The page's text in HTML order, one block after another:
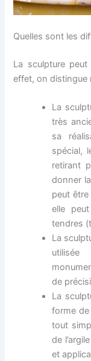
Quelles sont les
La sculpture
effet, on distingue
La
très
sa
spécial,
retirant
donner
peut
elle
tendres
La
de
La
forme
tout
de
et